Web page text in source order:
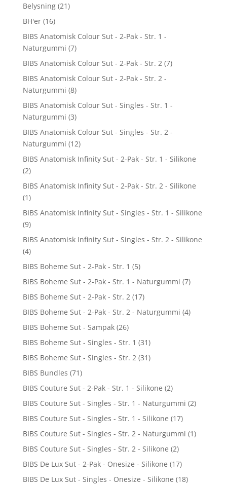
Belysning (21)
BH'er (16)
BIBS Anatomisk Colour Sut - 2-Pak - Str. 1 -
Naturgummi (7)
BIBS Anatomisk Colour Sut - 2-Pak - Str. 2 (7)
BIBS Anatomisk Colour Sut - 2-Pak - Str. 2 -
Naturgummi (8)
BIBS Anatomisk Colour Sut - Singles - Str. 1 -
Naturgummi (3)
BIBS Anatomisk Colour Sut - Singles - Str. 2 -
Naturgummi (12)
BIBS Anatomisk Infinity Sut - 2-Pak - Str. 1 - Silikone
(2)
BIBS Anatomisk Infinity Sut - 2-Pak - Str. 2 - Silikone
(1)
BIBS Anatomisk Infinity Sut - Singles - Str. 1 - Silikone
(9)
BIBS Anatomisk Infinity Sut - Singles - Str. 2 - Silikone
(4)
BIBS Boheme Sut - 2-Pak - Str. 1 (5)
BIBS Boheme Sut - 2-Pak - Str. 1 - Naturgummi (7)
BIBS Boheme Sut - 2-Pak - Str. 2 (17)
BIBS Boheme Sut - 2-Pak - Str. 2 - Naturgummi (4)
BIBS Boheme Sut - Sampak (26)
BIBS Boheme Sut - Singles - Str. 1 (31)
BIBS Boheme Sut - Singles - Str. 2 (31)
BIBS Bundles (71)
BIBS Couture Sut - 2-Pak - Str. 1 - Silikone (2)
BIBS Couture Sut - Singles - Str. 1 - Naturgummi (2)
BIBS Couture Sut - Singles - Str. 1 - Silikone (17)
BIBS Couture Sut - Singles - Str. 2 - Naturgummi (1)
BIBS Couture Sut - Singles - Str. 2 - Silikone (2)
BIBS De Lux Sut - 2-Pak - Onesize - Silikone (17)
BIBS De Lux Sut - Singles - Onesize - Silikone (18)